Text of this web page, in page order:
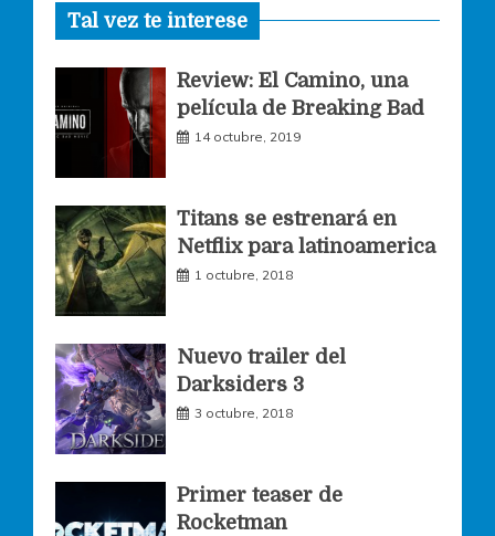
c
e
b
o
o
s
t
a
g
m
i
t
t
r
Tal vez te interese
Review: El Camino, una
película de Breaking Bad
14 octubre, 2019
Titans se estrenará en
Netflix para latinoamerica
1 octubre, 2018
Nuevo trailer del
Darksiders 3
3 octubre, 2018
Primer teaser de
Rocketman